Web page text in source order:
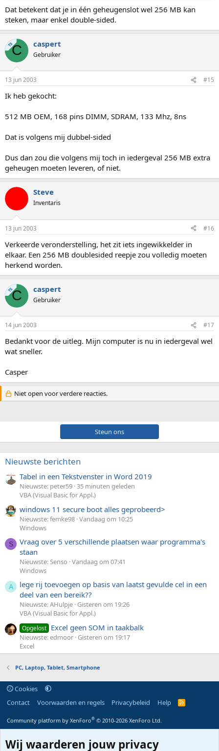
Dat betekent dat je in één geheugenslot wel 256 MB kan
steken, maar enkel double-sided.
TSC caspert
Gebruiker
13 jun 2003 #15
Ik heb gekocht:
512 MB OEM, 168 pins DIMM, SDRAM, 133 Mhz, 8ns
Dat is volgens mij dubbel-sided
Dus dan zou die volgens mij toch in iedergeval 256 MB extra
geheugen moeten leveren, of niet.
Steve
Inventaris
13 jun 2003 #16
Verkeerde veronderstelling, het zit iets ingewikkelder in
elkaar. Een 256 MB doublesided reepje zou volledig moeten
herkend worden.
TSC caspert
Gebruiker
14 jun 2003 #17
Bedankt voor de uitleg. Mijn computer is nu in iedergeval wel
wat sneller.
Casper
Niet open voor verdere reacties.
Steun ons
Nieuwste berichten
Tabel in een Tekstvenster in Word 2019
Nieuwste: peter59 35 minuten geleden
VBA (Visual Basic for Appl.)
windows 11 secure boot alles geprobeerd>
Nieuwste: femke98 Vandaag om 10:25
Windows
S
Vraag over 5 verschillende plaatsen waar programma's
staan
Nieuwste: Senso Vandaag om 07:41
Windows
A
lege rij toevoegen op basis van laatst gevulde cel in een
deel van een bereik??
Nieuwste: AHulpje Gisteren om 19:26
VBA (Visual Basic for Appl.)
Opgelost Excel geen SOM in taakbalk
Nieuwste: edmoor Gisteren om 19:17
Excel
PC, Laptop, Tablet, Smartphone
Cookies
Contact
Voorwaarden en regels Privacybeleid Help
R
S
Community platform by XenForo® © 2010-2026 XenForo Ltd.
Wij waarderen jouw privacy